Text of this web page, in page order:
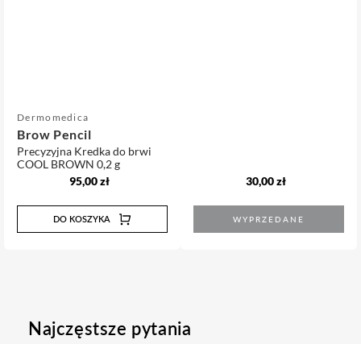
Sprzedawca:
Dermomedica
Brow Pencil
Precyzyjna Kredka do brwi
COOL BROWN 0,2 g
Cena
95,00 zł
DO KOSZYKA
Cena
30,00 zł
WYPRZEDANE
Najczęstsze pytania